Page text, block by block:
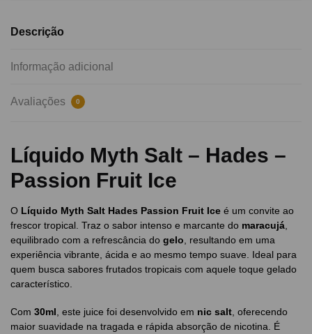
Descrição
Informação adicional
Avaliações 0
Líquido Myth Salt – Hades –
Passion Fruit Ice
O Líquido Myth Salt Hades Passion Fruit Ice é um convite ao
frescor tropical. Traz o sabor intenso e marcante do maracujá
equilibrado com a refrescância do gelo , resultando em uma
experiência vibrante, ácida e ao mesmo tempo suave. Ideal para
quem busca sabores frutados tropicais com aquele toque gelado
característico.
Com 30ml, este juice foi desenvolvido em nic salt, oferecendo
maior suavidade na tragada e rápida absorção de nicotina. É